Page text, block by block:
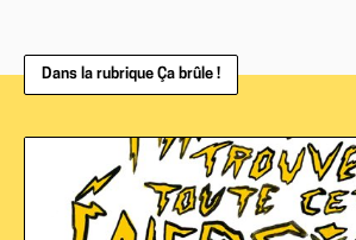
Dans la rubrique Ça brûle !